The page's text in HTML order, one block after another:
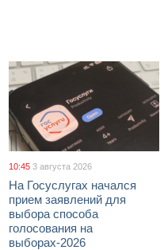
10:45 3 августа 2026
На Госуслугах начался
прием заявлений для
выбора способа
голосования на
выборах-2026